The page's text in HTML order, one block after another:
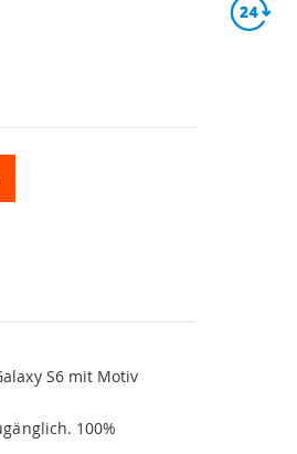
S6 mit Motiv
100%